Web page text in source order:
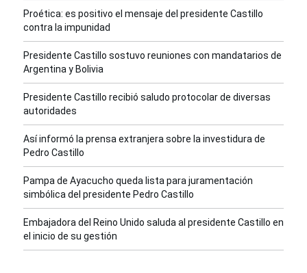
Proética: es positivo el mensaje del presidente Castillo
contra la impunidad
Presidente Castillo sostuvo reuniones con mandatarios de
Argentina y Bolivia
Presidente Castillo recibió saludo protocolar de diversas
autoridades
Así informó la prensa extranjera sobre la investidura de
Pedro Castillo
Pampa de Ayacucho queda lista para juramentación
simbólica del presidente Pedro Castillo
Embajadora del Reino Unido saluda al presidente Castillo en
el inicio de su gestión